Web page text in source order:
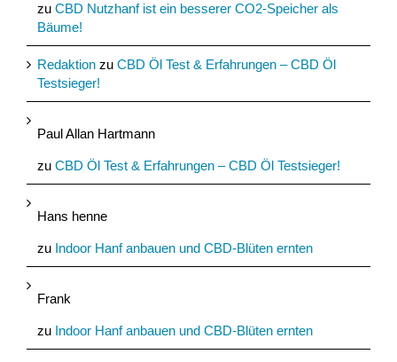
zu CBD Nutzhanf ist ein besserer CO2-Speicher als
Bäume!
Redaktion zu CBD Öl Test & Erfahrungen – CBD Öl
Testsieger!
Paul Allan Hartmann
zu CBD Öl Test & Erfahrungen – CBD Öl Testsieger!
Hans henne
zu Indoor Hanf anbauen und CBD-Blüten ernten
Frank
zu Indoor Hanf anbauen und CBD-Blüten ernten